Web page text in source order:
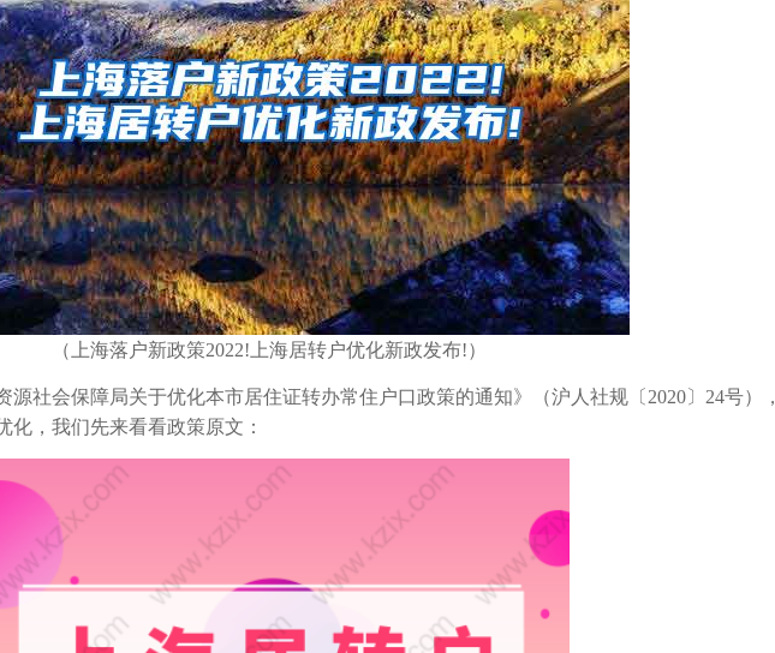
（上海落户新政策2022!上海居转户优化新政发布!）
社会保障局关于优化本市居住证转办常住户口政策的通知》（沪人社规〔2020〕24号），
化，我们先来看看政策原文：